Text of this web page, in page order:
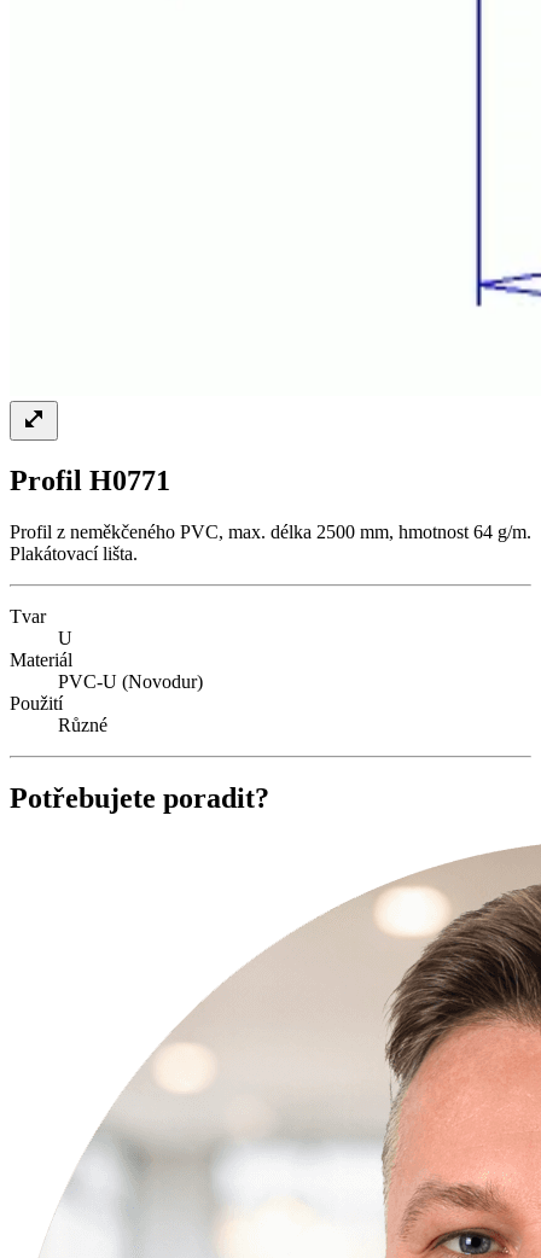
Profil H0771
Profil z neměkčeného PVC, max. délka 2500 mm, hmotnost 64 g/m.
Plakátovací lišta.
Tvar
U
Materiál
PVC-U (Novodur)
Použití
Různé
Potřebujete poradit?